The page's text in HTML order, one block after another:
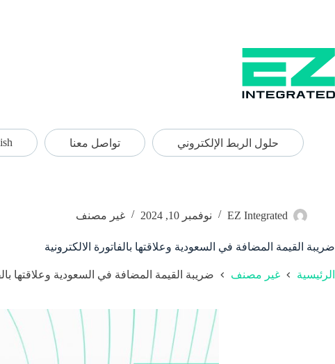
حلول الربط الإلكتروني تواصل معنا
EZ Integrated نوفمبر 10, 2024 غير مصنف
ضريبة القيمة المضافة في السعودية وعلاقتها بالفاتورة الالكترونية
الرئيسية غير مصنف ضريبة القيمة المضافة في السعودية وعلاقتها